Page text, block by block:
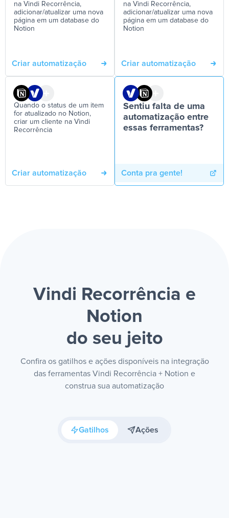
na Vindi Recorrência,
adicionar/atualizar uma nova
página em um database do
Notion
Criar automatização
na Vindi Recorrência,
adicionar/atualizar uma nova
página em um database do
Notion
Criar automatização
Quando o status de um item
for atualizado no Notion,
criar um cliente na Vindi
Recorrência
Criar automatização
Sentiu falta de uma
automatização entre
essas ferramentas?
Conta pra gente!
Vindi Recorrência e
Notion
do seu jeito
Confira os gatilhos e ações disponíveis na integração
das ferramentas Vindi Recorrência + Notion e
construa sua automatização
Gatilhos Ações